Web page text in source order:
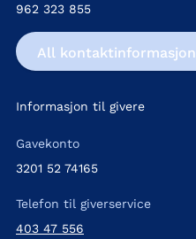
962 323 855
All kontakt­informasjon
Informasjon til givere
Gavekonto
3201 52 74165
Telefon til giverservice
403 47 556